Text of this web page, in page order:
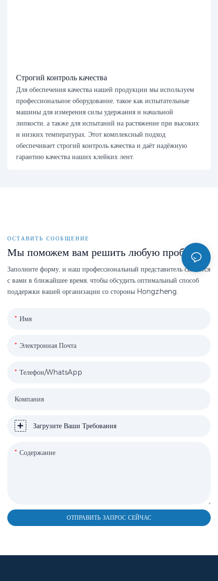
Строгий контроль качества
Для обеспечения качества нашей продукции мы используем
профессиональное оборудование, такое как испытательные
машины для измерения силы удержания и начальной
липкости, а также для испытаний на растяжение при высоких
и низких температурах. Этот комплексный подход
обеспечивает строгий контроль качества и даёт надёжную
гарантию качества наших клейких лент.
ОСТАВИТЬ СООБЩЕНИЕ
Мы поможем вам решить любую проблему
Заполните форму, и наш профессиональный представитель свяжется
с вами в ближайшее время, чтобы обсудить оптимальный способ
поддержки вашей организации со стороны Hongzheng.
Имя
Электронная Почта
Телефон/WhatsApp
Компания
Загрузите Ваши Требования
Содержание
ОТПРАВИТЬ ЗАПРОС СЕЙЧАС